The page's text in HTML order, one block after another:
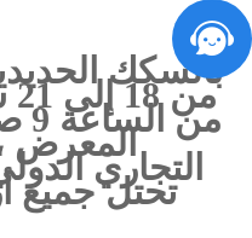
بالسكك
التجاري
تحتل جميع